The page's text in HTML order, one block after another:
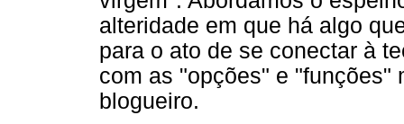
alteridade em que há algo
para o ato de se conectar à
com as "opções" e "funções"
blogueiro.